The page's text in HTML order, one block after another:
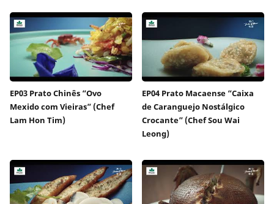
EP03 Prato Chinês “Ovo
Mexido com Vieiras” (Chef
Lam Hon Tim)
EP04 Prato Macaense “Caixa
de Caranguejo Nostálgico
Crocante” (Chef Sou Wai
Leong)